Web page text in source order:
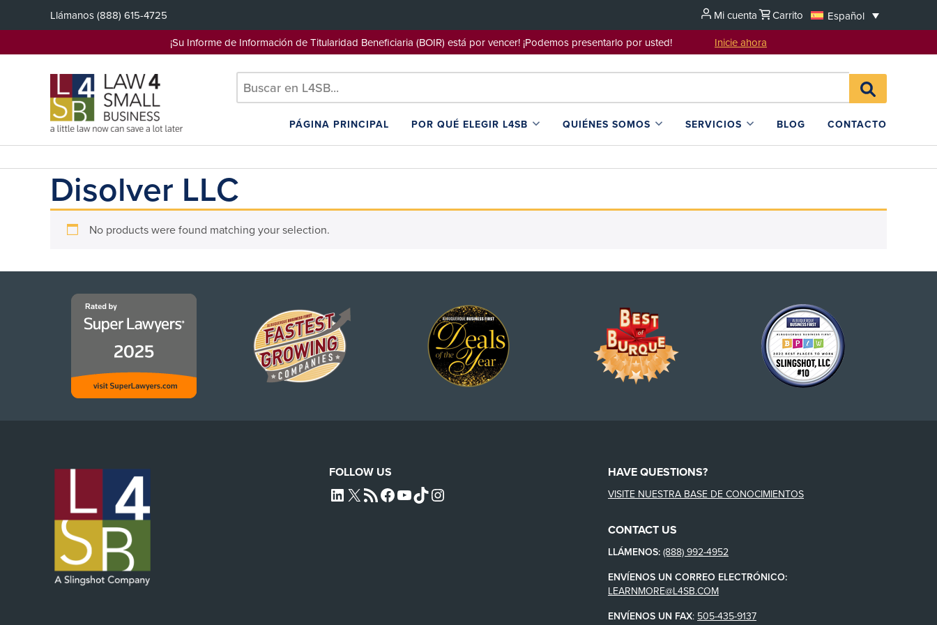
Llámanos(888) 615-4725 Mi cuenta Carrito
Español
¡Su Informe de Información de Titularidad Beneficiaria (BOIR) está por vencer! ¡Podemos presentarlo por usted! Inicie ahora
Search
for:BUSCAR
EN
PÁGINA PRINCIPAL POR QUÉ ELEGIR L4SB QUIÉNES SOMOS SERVICIOS BLOG CONTACTO
Disolver LLC
No products were found matching your selection.
FOLLOW US
L4SB LINKEDIN
X L4SB RSS FEEDL4SB FACEBOOK
L4SB YOUTUBE
TIKTOKINSTAGRAM
HAVE QUESTIONS?
VISITE NUESTRA BASE DE CONOCIMIENTOS
CONTACT US
LLÁMENOS: (888) 992-4952
ENVÍENOS UN CORREO ELECTRÓNICO:
LEARNMORE@L4SB.COM
ENVÍENOS UN FAX: 505-435-9137